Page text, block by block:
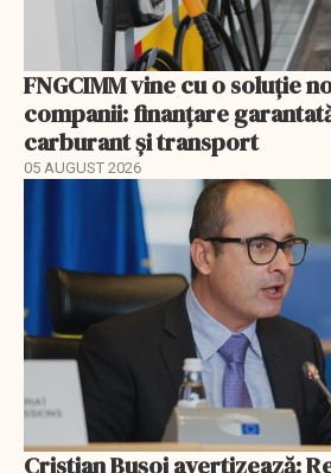
FNGCIMM vine cu o soluție
companii: finanțare
carburant și transport
05 AUGUST 2026
Cristian Bușoi avertizează: